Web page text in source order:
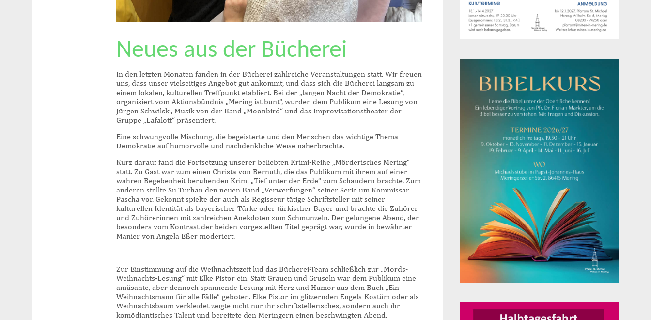
Neues aus der Bücherei
In den letzten Monaten fanden in der Bücherei zahlreiche Veranstaltungen statt. Wir freuen
uns, dass unser vielseitiges Angebot gut ankommt, und dass sich die Bücherei langsam zu
einem lokalen, kulturellen Treffpunkt etabliert. Bei der „langen Nacht der Demokratie“,
organisiert vom Aktionsbündnis „Mering ist bunt“, wurden dem Publikum eine Lesung von
Jürgen Schwilski, Musik von der Band „Moonbird“ und das Improvisationstheater der
Gruppe „Lafalott“ präsentiert.
Eine schwungvolle Mischung, die begeisterte und den Menschen das wichtige Thema
Demokratie auf humorvolle und nachdenkliche Weise näherbrachte.
Kurz darauf fand die Fortsetzung unserer beliebten Krimi-Reihe „Mörderisches Mering“
statt. Zu Gast war zum einen Christa von Bernuth, die das Publikum mit ihrem auf einer
wahren Begebenheit beruhenden Krimi „Tief unter der Erde“ zum Schaudern brachte. Zum
anderen stellte Su Turhan den neuen Band „Verwerfungen“ seiner Serie um Kommissar
Pascha vor. Gekonnt spielte der auch als Regisseur tätige Schriftsteller mit seiner
kulturellen Identität als bayerischer Türke oder türkischer Bayer und brachte die Zuhörer
und Zuhörerinnen mit zahlreichen Anekdoten zum Schmunzeln. Der gelungene Abend, der
besonders vom Kontrast der beiden vorgestellten Titel geprägt war, wurde in bewährter
Manier von Angela Eßer moderiert.
Zur Einstimmung auf die Weihnachtszeit lud das Bücherei-Team schließlich zur „Mords-
Weihnachts-Lesung“ mit Elke Pistor ein. Statt Grauen und Gruseln war dem Publikum eine
amüsante, aber dennoch spannende Lesung mit Herz und Humor aus dem Buch „Ein
Weihnachtsmann für alle Fälle“ geboten. Elke Pistor im glitzernden Engels-Kostüm oder als
Weihnachtsbaum verkleidet zeigte nicht nur ihr schriftstellerisches, sondern auch ihr
komödiantisches Talent und bereitete den Meringern einen beschwingten Abend.